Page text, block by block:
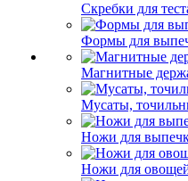
Скребки для
Формы для
Магнитные
Мусаты,
Ножи для
Ножи для